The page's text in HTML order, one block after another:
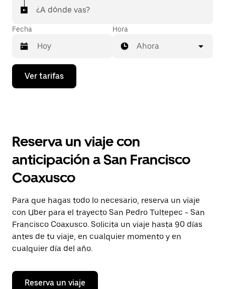
¿A dónde vas?
Fecha
Presiona
flecha
el
y
selecciona
una
Presiona
la
tecla Esc
para
cerrar
el
calendario.
Hora
Ahora
Ver tarifas
Reserva un viaje con
anticipación a San Francisco
Coaxusco
Para que hagas todo lo necesario, reserva un viaje
con Uber para el trayecto San Pedro Tultepec - San
Francisco Coaxusco. Solicita un viaje hasta 90 días
antes de tu viaje, en cualquier momento y en
cualquier día del año.
Reserva un viaje